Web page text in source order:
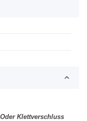
Klettverschluss